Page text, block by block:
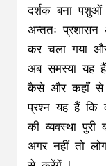
दर्शक बना
अन्ततः प्रशासन
कर चला गया
अब समस्या यह
कैसे और कहाँ से
प्रश्न यह हैं कि
की व्यवस्था पुरी
अगर नहीं तो